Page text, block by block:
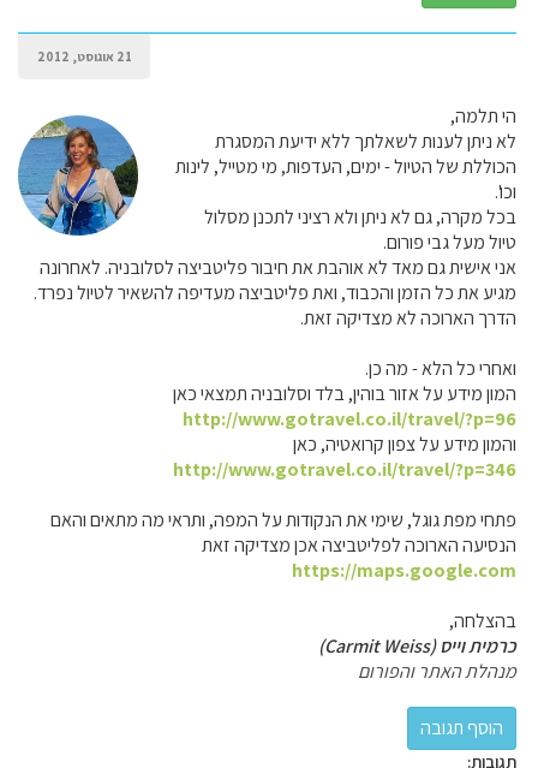
21 אוגוסט, 2012
הי תלמה,
לא ניתן לענות לשאלתך ללא ידיעת המסגרת
הכוללת של הטיול - ימים, העדפות, מי מטייל, לינות
וכו'.
בכל מקרה, גם לא ניתן ולא רציני לתכנן מסלול
טיול מעל גבי פורום.
אני אישית גם מאד לא אוהבת את חיבור פליטביצה לסלובניה. לאחרונה
מגיע את כל הזמן והכבוד, ואת פליטביצה מעדיפה להשאיר לטיול נפרד.
הדרך הארוכה לא מצדיקה זאת.
ואחרי כל הלא - מה כן.
המון מידע על אזור בוהין, בלד וסלובניה תמצאי כאן
http://www.gotravel.co.il/travel/?p=96
והמון מידע על צפון קרואטיה, כאן
http://www.gotravel.co.il/travel/?p=346
פתחי מפת גוגל, שימי את הנקודות על המפה, ותראי מה מתאים והאם
הנסיעה הארוכה לפליטביצה אכן מצדיקה זאת
https://maps.google.com
בהצלחה,
כרמית וייס (Carmit Weiss)
מנהלת האתר והפורום
תגובות: